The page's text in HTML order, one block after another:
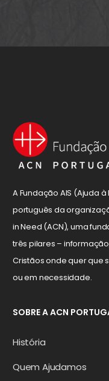
A Fundação AIS (Ajuda
português da
in Need (ACN), uma
três pilares –
Cristãos onde quer que
ou em necessidade.
SOBRE A ACN
História
Quem Ajudamos